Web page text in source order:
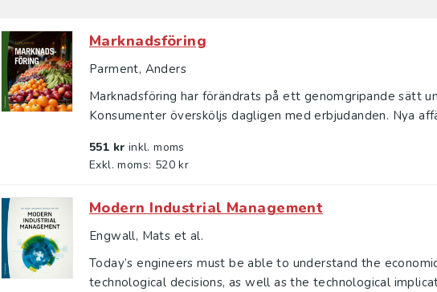
Marknadsföring
Parment, Anders
Marknadsföring har förändrats på ett genomgripande sätt
Konsumenter översköljs dagligen med erbjudanden. Nya
551 kr inkl. moms
Exkl. moms: 520 kr
Modern Industrial Management
Engwall, Mats et al.
Today’s engineers must be able to understand the
technological decisions, as well as the technological